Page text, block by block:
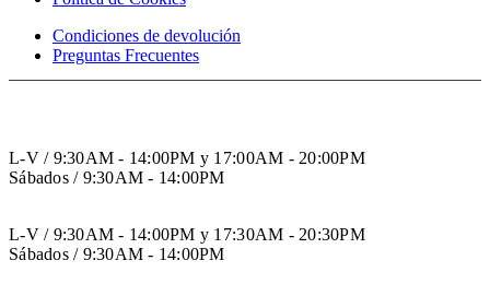
Condiciones de devolución
Preguntas Frecuentes
L-V / 9:30AM - 14:00PM y 17:00AM - 20:00PM
Sábados / 9:30AM - 14:00PM
L-V / 9:30AM - 14:00PM y 17:30AM - 20:30PM
Sábados / 9:30AM - 14:00PM